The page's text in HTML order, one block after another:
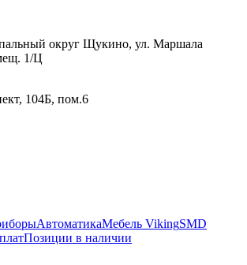
округ Щукино, ул. Маршала
1/Ц
104Б, пом.6
АвтоматикаМебель VikingSMD
Позиции в наличии